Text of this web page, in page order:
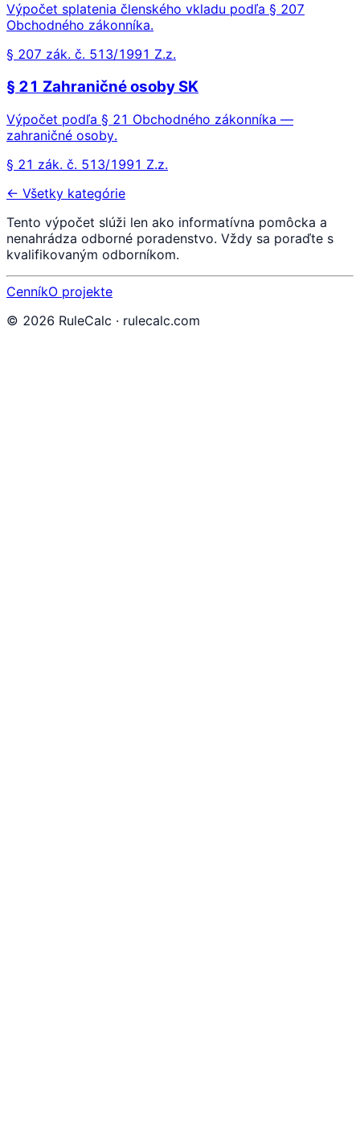
Výpočet splatenia členského vkladu podľa § 207
Obchodného zákonníka.
§ 207 zák. č. 513/1991 Z.z.
§ 21 Zahraničné osoby SK
Výpočet podľa § 21 Obchodného zákonníka —
zahraničné osoby.
§ 21 zák. č. 513/1991 Z.z.
← Všetky kategórie
Tento výpočet slúži len ako informatívna pomôcka a
nenahrádza odborné poradenstvo. Vždy sa poraďte s
kvalifikovaným odborníkom.
CenníkO projekte
© 2026 RuleCalc · rulecalc.com